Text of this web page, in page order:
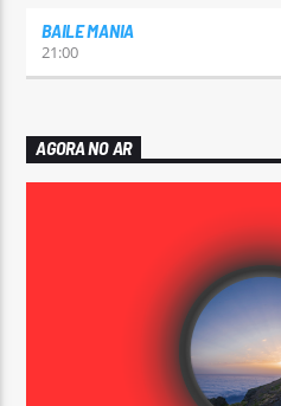
BAILE MANIA
21:00
AGORA NO AR